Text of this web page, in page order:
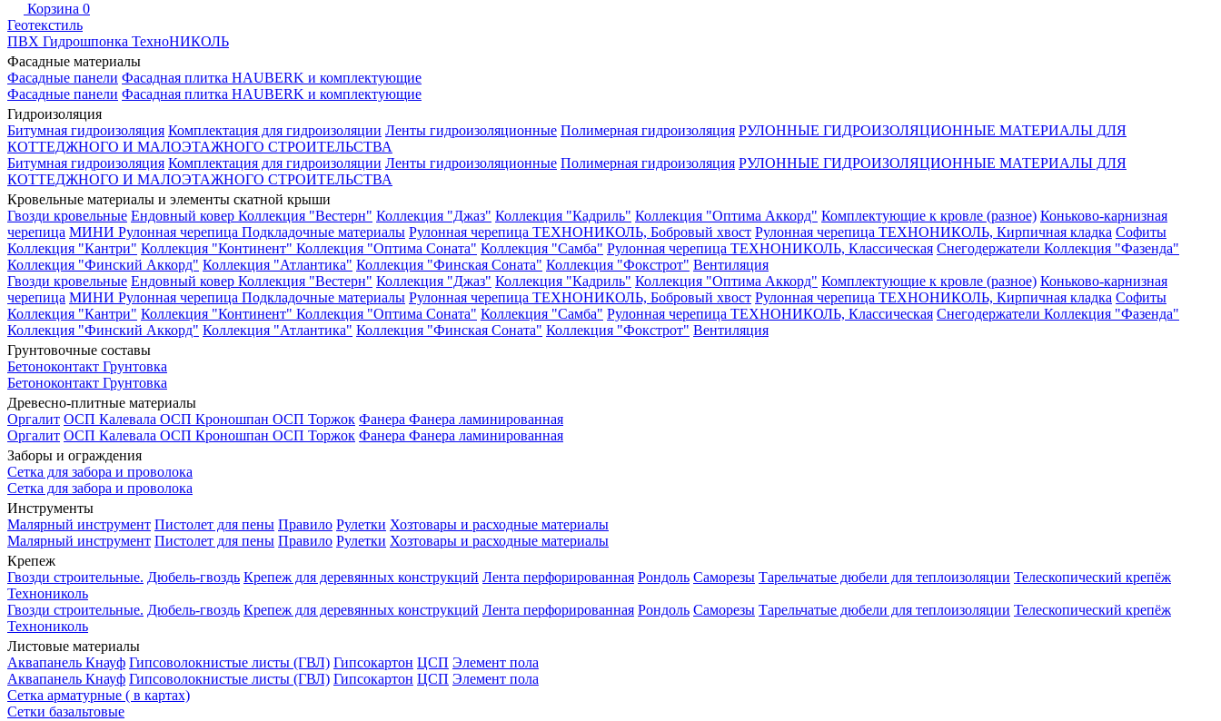
Корзина 0
Геотекстиль
ПВХ Гидрошпонка ТехноНИКОЛЬ
Фасадные материалы
Фасадные панели Фасадная плитка HAUBERK и комплектующие
Фасадные панели Фасадная плитка HAUBERK и комплектующие
Гидроизоляция
Битумная гидроизоляция Комплектация для гидроизоляции Ленты гидроизоляционные Полимерная гидроизоляция РУЛОННЫЕ ГИДРОИЗОЛЯЦИОННЫЕ МАТЕРИАЛЫ ДЛЯ
КОТТЕДЖНОГО И МАЛОЭТАЖНОГО СТРОИТЕЛЬСТВА
Битумная гидроизоляция Комплектация для гидроизоляции Ленты гидроизоляционные Полимерная гидроизоляция РУЛОННЫЕ ГИДРОИЗОЛЯЦИОННЫЕ МАТЕРИАЛЫ ДЛЯ
КОТТЕДЖНОГО И МАЛОЭТАЖНОГО СТРОИТЕЛЬСТВА
Кровельные материалы и элементы скатной крыши
Гвозди кровельные Ендовный ковер Коллекция "Вестерн" Коллекция "Джаз" Коллекция "Кадриль" Коллекция "Оптима Аккорд" Комплектующие к кровле (разное) Коньково-карнизная
черепица МИНИ Рулонная черепица Подкладочные материалы Рулонная черепица ТЕХНОНИКОЛЬ, Бобровый хвост Рулонная черепица ТЕХНОНИКОЛЬ, Кирпичная кладка Софиты
Коллекция "Кантри" Коллекция "Континент" Коллекция "Оптима Соната" Коллекция "Самба" Рулонная черепица ТЕХНОНИКОЛЬ, Классическая Снегодержатели Коллекция "Фазенда"
Коллекция "Финский Аккорд" Коллекция "Атлантика" Коллекция "Финская Соната" Коллекция "Фокстрот" Вентиляция
Гвозди кровельные Ендовный ковер Коллекция "Вестерн" Коллекция "Джаз" Коллекция "Кадриль" Коллекция "Оптима Аккорд" Комплектующие к кровле (разное) Коньково-карнизная
черепица МИНИ Рулонная черепица Подкладочные материалы Рулонная черепица ТЕХНОНИКОЛЬ, Бобровый хвост Рулонная черепица ТЕХНОНИКОЛЬ, Кирпичная кладка Софиты
Коллекция "Кантри" Коллекция "Континент" Коллекция "Оптима Соната" Коллекция "Самба" Рулонная черепица ТЕХНОНИКОЛЬ, Классическая Снегодержатели Коллекция "Фазенда"
Коллекция "Финский Аккорд" Коллекция "Атлантика" Коллекция "Финская Соната" Коллекция "Фокстрот" Вентиляция
Грунтовочные составы
Бетоноконтакт Грунтовка
Бетоноконтакт Грунтовка
Древесно-плитные материалы
Оргалит ОСП Калевала ОСП Кроношпан ОСП Торжок Фанера Фанера ламинированная
Оргалит ОСП Калевала ОСП Кроношпан ОСП Торжок Фанера Фанера ламинированная
Заборы и ограждения
Сетка для забора и проволока
Сетка для забора и проволока
Инструменты
Малярный инструмент Пистолет для пены Правило Рулетки Хозтовары и расходные материалы
Малярный инструмент Пистолет для пены Правило Рулетки Хозтовары и расходные материалы
Крепеж
Гвозди строительные. Дюбель-гвоздь Крепеж для деревянных конструкций Лента перфорированная Рондоль Саморезы Тарельчатые дюбели для теплоизоляции Телескопический крепёж
Технониколь
Гвозди строительные. Дюбель-гвоздь Крепеж для деревянных конструкций Лента перфорированная Рондоль Саморезы Тарельчатые дюбели для теплоизоляции Телескопический крепёж
Технониколь
Листовые материалы
Аквапанель Кнауф Гипсоволокнистые листы (ГВЛ) Гипсокартон ЦСП Элемент пола
Аквапанель Кнауф Гипсоволокнистые листы (ГВЛ) Гипсокартон ЦСП Элемент пола
Сетка арматурные ( в картах)
Сетки базальтовые